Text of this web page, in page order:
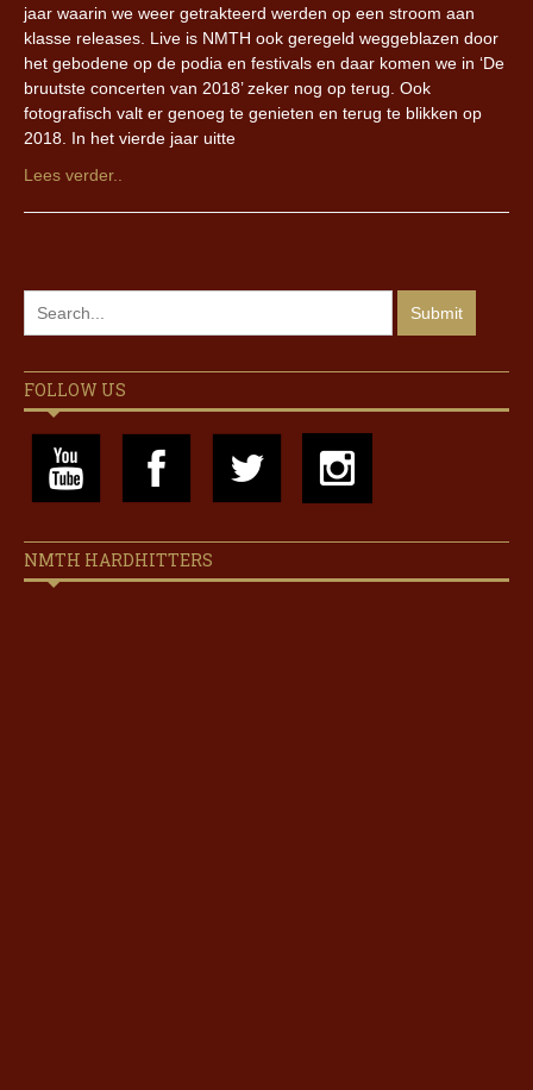
jaar waarin we weer getrakteerd werden op een stroom aan
klasse releases. Live is NMTH ook geregeld weggeblazen door
het gebodene op de podia en festivals en daar komen we in ‘De
bruutste concerten van 2018’ zeker nog op terug. Ook
fotografisch valt er genoeg te genieten en terug te blikken op
2018. In het vierde jaar uitte
Lees verder..
FOLLOW US
NMTH HARDHITTERS